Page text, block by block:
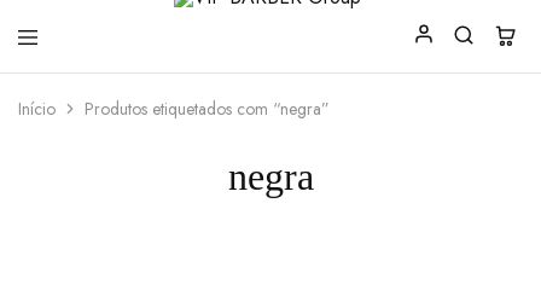
BARBER
para
Início Produtos etiquetados com “negra”
negra